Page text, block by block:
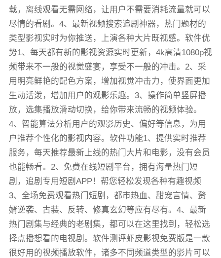
载，离线观看无需网络，让用户不需要消耗流量就可以
尽情的看剧。4、最新视频搜索追剧神器，热门题材的
类型影视实时为你推送，上演各种大片既视感。软件优
势1、每天都有新的影视资源实时更新，4k高清1080p视
频带来不一般的视觉盛宴，享受不一般的冲击。2、采
用明亮鲜艳的配色方案，增加视觉冲击力，使界面更加
生动活泼，增加用户的观影乐趣。3、操作简单竖屏播
放，选集播放滑动切换，给你带来流畅的视频体验。
4、智能算法分析用户的观影历史、偏好等信息，为用
户推荐个性化的影视内容。软件功能1、提供实时推荐
服务，每天推荐最新上线的热门大片和电影，没有会员
也能畅看。2、免费在线短剧平台，拥有海量热门短
剧，追剧专用短剧APP！帮您轻松发现各种有趣视频
3、全场免费观看热门短剧，都市热血、甜宠言情、赘
婿逆袭、古装、反转、修真玄幻等应有尽有。4、最新
热门剧集与经典的老剧集，都可以在这里找到，轻松选
择点播想看的电视剧。软件测评虾皮影视免费版是一款
很好用的视频播放软件，诸多不同频道类型的影片可以